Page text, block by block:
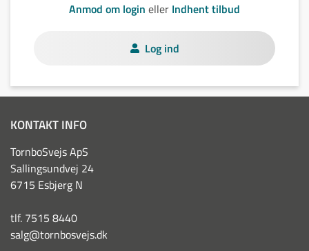
Anmod om login eller Indhent tilbud
Log ind
KONTAKT INFO
TornboSvejs ApS
Sallingsundvej 24
6715 Esbjerg N
tlf. 7515 8440
salg@tornbosvejs.dk